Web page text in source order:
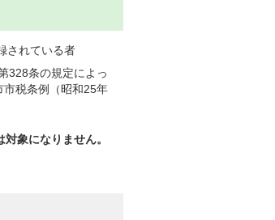
されている者
328条の規定によっ
市税条例（昭和25年
象になりません。